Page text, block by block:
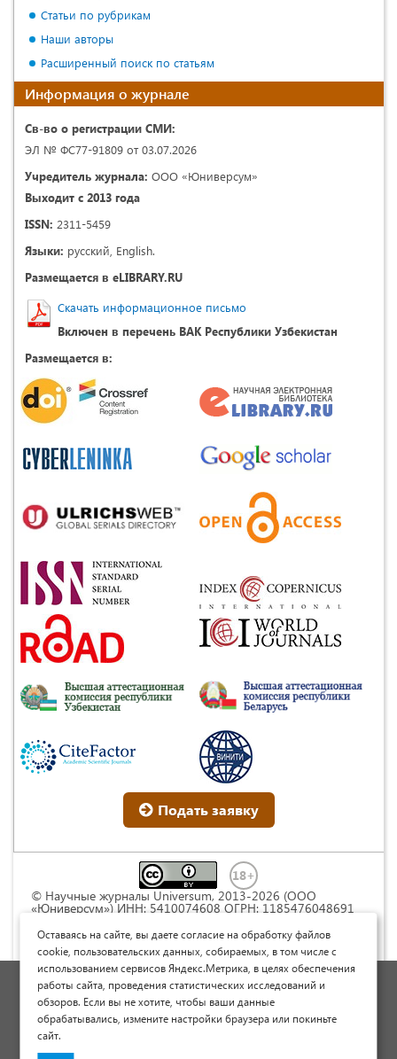
Статьи по рубрикам
Наши авторы
Расширенный поиск по статьям
Информация о журнале
Св-во о регистрации СМИ:
ЭЛ № ФС77-91809 от 03.07.2026
Учредитель журнала: ООО «Юниверсум»
Выходит с 2013 года
ISSN: 2311-5459
Языки: русский, English.
Размещается в eLIBRARY.RU
Скачать информационное письмо
Включен в перечень ВАК Республики Узбекистан
Размещается в:
Подать заявку
© Научные журналы Universum, 2013-2026 (ООО
«Юниверсум») ИНН: 5410074608 ОГРН: 1185476048691
Commons « Attribution» («Атрибуция») 4.0
Непортированная
Политика обработки персональных данных
Договор оферты
Опубликовать научную статью
Оставаясь на сайте, вы даете согласие на обработку файлов
cookie, пользовательских данных, собираемых, в том числе с
использованием сервисов Яндекс.Метрика, в целях обеспечения
работы сайта, проведения статистических исследований и
обзоров. Если вы не хотите, чтобы ваши данные
обрабатывались, измените настройки браузера или покиньте
сайт.